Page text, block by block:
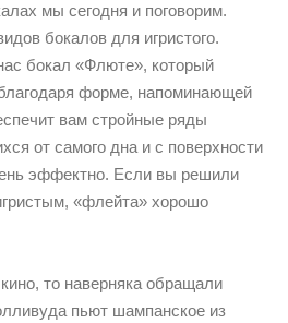
мы сегодня и поговорим.
бокалов для игристого.
бокал «Флюте», который
форме, напоминающей
вам стройные ряды
от самого дна и с поверхности
эффектно. Если вы решили
«флейта» хорошо
то наверняка обращали
пьют шампанское из